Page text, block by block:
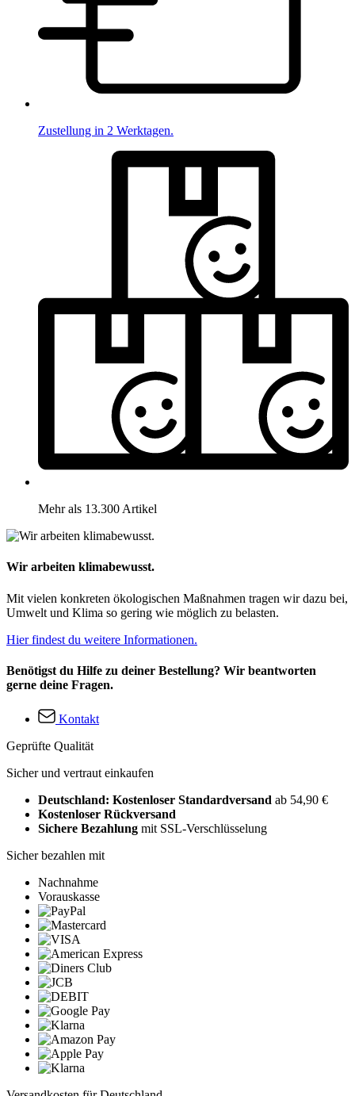
Zustellung in 2 Werktagen.
Mehr als 13.300 Artikel
Wir arbeiten klimabewusst.
Mit vielen konkreten ökologischen Maßnahmen tragen wir dazu bei,
Umwelt und Klima so gering wie möglich zu belasten.
Hier findest du weitere Informationen.
Benötigst du Hilfe zu deiner Bestellung? Wir beantworten
gerne deine Fragen.
Kontakt
Geprüfte Qualität
Sicher und vertraut einkaufen
Deutschland: Kostenloser Standardversand ab 54,90 €
Kostenloser Rückversand
Sichere Bezahlung mit SSL-Verschlüsselung
Sicher bezahlen mit
Nachnahme
Vorauskasse